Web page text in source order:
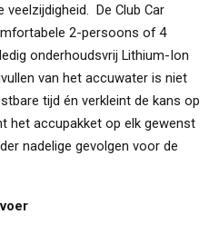
De Club Car
2-persoons of 4
onderhoudsvrij Lithium-Ion
van het accuwater is niet
tijd én verkleint de kans op
het accupakket op elk gewenst
nadelige gevolgen voor de